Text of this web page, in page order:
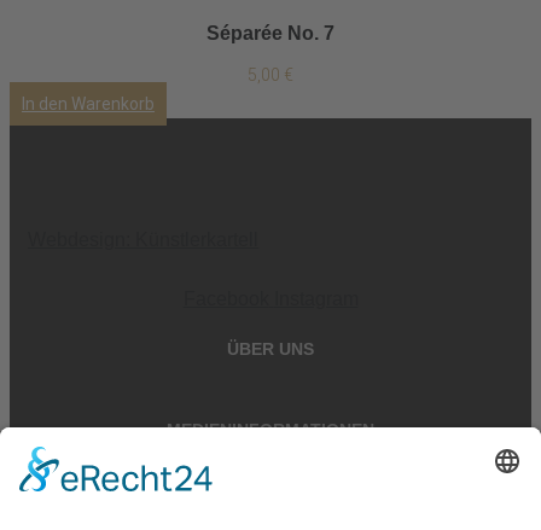
Séparée No. 7
5,00 €
In den Warenkorb
ÜBER UNS
MEDIENINFORMATIONEN